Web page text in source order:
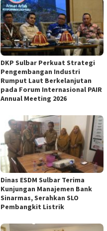
DKP Sulbar Perkuat Strategi
Pengembangan Industri
Rumput Laut Berkelanjutan
pada Forum Internasional PAIR
Annual Meeting 2026
Dinas ESDM Sulbar Terima
Kunjungan Manajemen Bank
Sinarmas, Serahkan SLO
Pembangkit Listrik